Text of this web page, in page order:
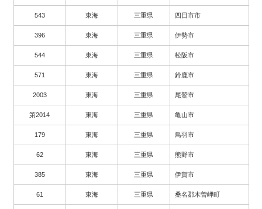
543 東海 三重県 四日市市
396 東海 三重県 伊勢市
544 東海 三重県 松阪市
571 東海 三重県 鈴鹿市
2003 東海 三重県 尾鷲市
第2014 東海 三重県 亀山市
179 東海 三重県 鳥羽市
62 東海 三重県 熊野市
385 東海 三重県 伊賀市
61 東海 三重県 桑名郡木曽岬町